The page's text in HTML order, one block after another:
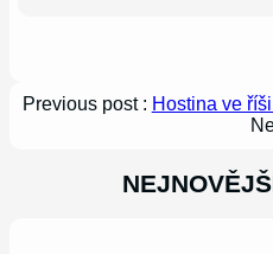
Previous post : Hostina ve